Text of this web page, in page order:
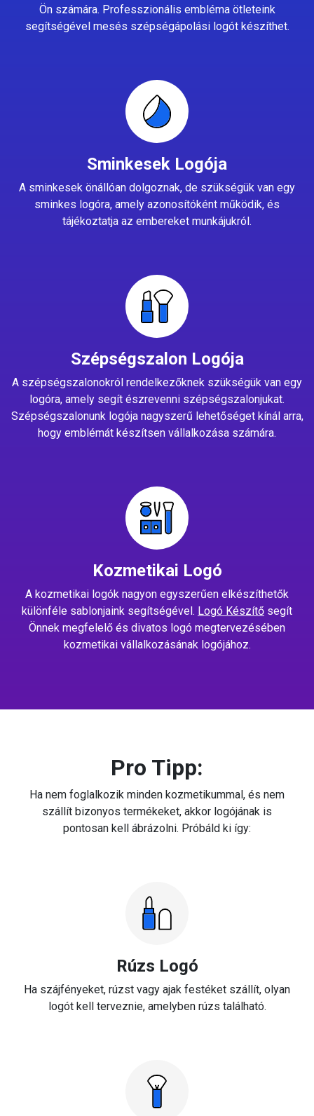
Ön számára. Professzionális embléma ötleteink
segítségével mesés szépségápolási logót készíthet.
Sminkesek Logója
A sminkesek önállóan dolgoznak, de szükségük van egy
sminkes logóra, amely azonosítóként működik, és
tájékoztatja az embereket munkájukról.
Szépségszalon Logója
A szépségszalonokról rendelkezőknek szükségük van egy
logóra, amely segít észrevenni szépségszalonjukat.
Szépségszalonunk logója nagyszerű lehetőséget kínál arra,
hogy emblémát készítsen vállalkozása számára.
Kozmetikai Logó
A kozmetikai logók nagyon egyszerűen elkészíthetők
különféle sablonjaink segítségével. Logó Készítő segít
Önnek megfelelő és divatos logó megtervezésében
kozmetikai vállalkozásának logójához.
Pro Tipp:
Ha nem foglalkozik minden kozmetikummal, és nem
szállít bizonyos termékeket, akkor logójának is
pontosan kell ábrázolni. Próbáld ki így:
Rúzs Logó
Ha szájfényeket, rúzst vagy ajak festéket szállít, olyan
logót kell terveznie, amelyben rúzs található.